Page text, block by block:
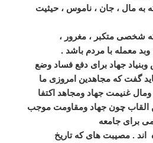
مال ، جان ، ناموس ، حیثیت
شخصی متکبر ، مغرور ،
وبد معمله با مردم باشد .
جهاد برای دفع فساد وضع
گفت که مجاهدین امروزی ما
غنیمت جهاد ومجاهد اکتفا
القاب چون جهاد ومقاومت موجب
برای جامعه
اند . مصیبت های که تاریخ